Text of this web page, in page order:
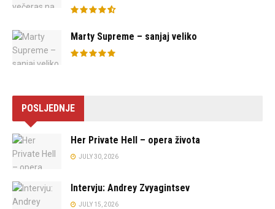
Marty Supreme – sanjaj veliko
POSLJEDNJE
Her Private Hell – opera života
JULY 30, 2026
Intervju: Andrey Zvyagintsev
JULY 15, 2026